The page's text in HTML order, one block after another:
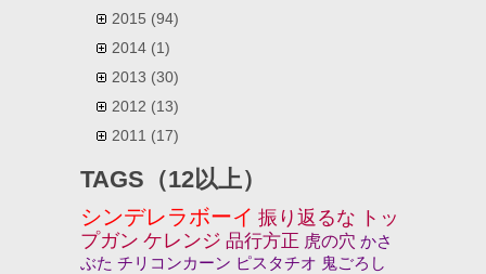
2015 (94)
2014 (1)
2013 (30)
2012 (13)
2011 (17)
TAGS（12以上）
シンデレラボーイ 振り返るな トッ
プガン ケレンジ 品行方正 虎の穴 かさ
ぶた チリコンカーン ピスタチオ 鬼ごろし